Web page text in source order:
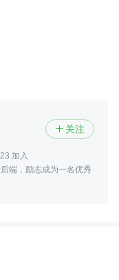
 关注
加入
端，励志成为一名优秀